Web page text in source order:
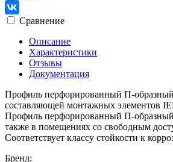
Сравнение
Описание
Характеристики
Отзывы
Документация
Профиль перфорированный П-образный
составляющей монтажных элементов
Профиль перфорированный П-
также в помещениях со свободным
Соответствует классу стойкости к
Бренд: